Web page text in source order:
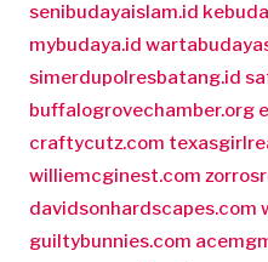
senibudayaislam.id
mybudaya.id
simerdupolresbatang.id
buffalogrovechamber.org
craftycutz.com
williemcginest.com
davidsonhardscapes.com
guiltybunnies.com